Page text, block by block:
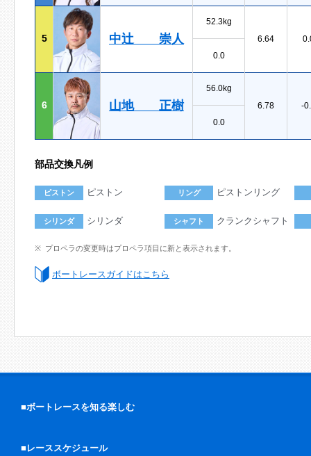
5 中辻 崇人
52.3kg
6.64
0.0
6 山地 正樹
56.0kg
6.78
-
0.0
部品交換凡例
ピストン ピストン リング ピストンリング
シリンダ シリンダ シャフト クランクシャフト
プロペラの変更時はプロペラ項目に新と表示されます。
ボートレースガイドはこちら
■ボートレースを知る楽しむ
■レーススケジュール